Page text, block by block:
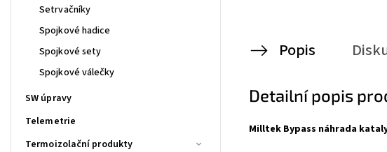
Setrvačníky
Spojkové hadice
Spojkové sety
Spojkové válečky
SW úpravy
Telemetrie
Termoizolační produkty
Popis
Detailní popis
Milltek Bypass náhrada